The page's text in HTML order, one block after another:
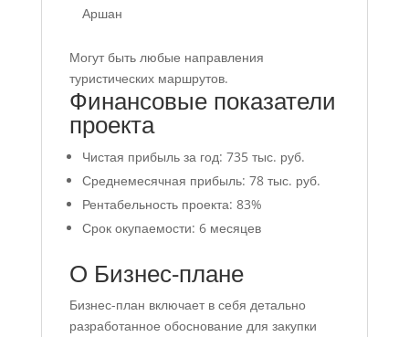
Аршан
Могут быть любые направления
туристических маршрутов.
Финансовые показатели
проекта
Чистая прибыль за год: 735 тыс. руб.
Среднемесячная прибыль: 78 тыс. руб.
Рентабельность проекта: 83%
Срок окупаемости: 6 месяцев
О Бизнес-плане
Бизнес-план включает в себя детально
разработанное обоснование для закупки